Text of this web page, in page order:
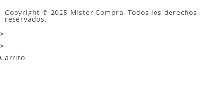
Copyright © 2025 Mister Compra, Todos los derechos
reservados.
×
×
Carrito